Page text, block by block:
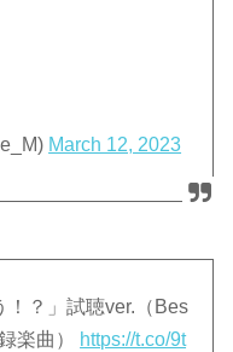
March 12, 2023
！？」試聴ver.（Bes
楽曲）
https://t.co/9t